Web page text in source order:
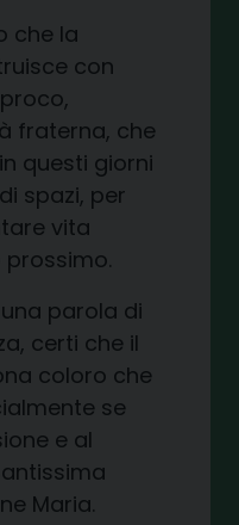
che la
con
fraterna, che
in questi giorni
spazi, per
vita
parola di
certi che il
coloro che
se
e al
Maria.